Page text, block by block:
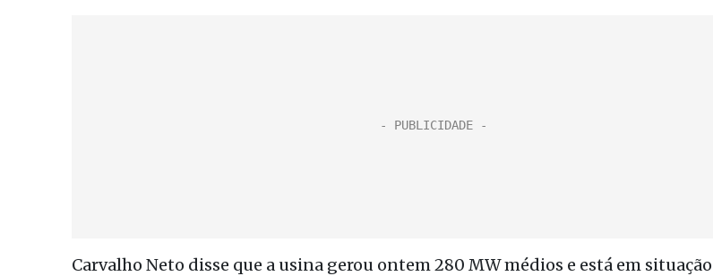
Carvalho Neto disse que a usina gerou ontem 280 MW médios e está em